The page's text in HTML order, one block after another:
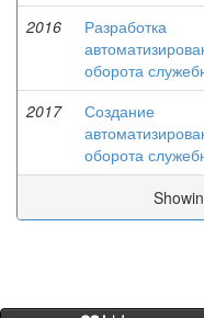
2016
Разработка
оборота
2017
Создание
оборота